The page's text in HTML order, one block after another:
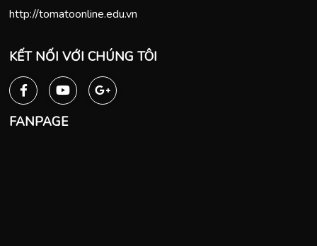
http://tomatoonline.edu.vn
KẾT NỐI VỚI CHÚNG TÔI
FANPAGE